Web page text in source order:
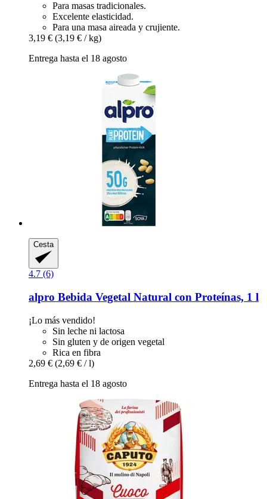
Para masas tradicionales.
Excelente elasticidad.
Para una masa aireada y crujiente.
3,19 € (3,19 € / kg)
Entrega hasta el 18 agosto
Cesta
4.7 (6)
alpro Bebida Vegetal Natural con Proteínas, 1 l
¡Lo más vendido!
Sin leche ni lactosa
Sin gluten y de origen vegetal
Rica en fibra
2,69 € (2,69 € / l)
Entrega hasta el 18 agosto